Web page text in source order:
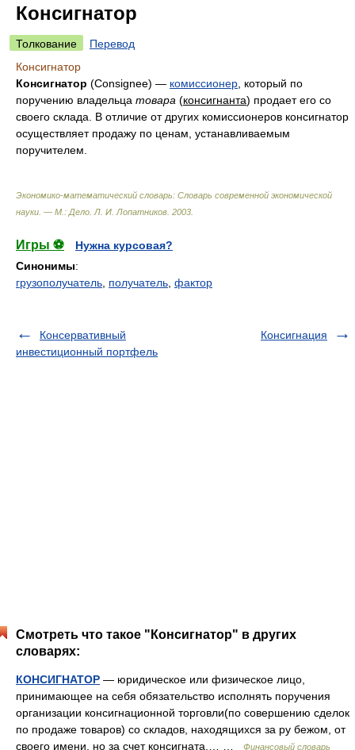
Консигнатор
Толкование
Перевод
Консигнатор
Консигнатор (Consignee) — комиссионер , который по
поручению владельца товара (консигнанта) продает его со
своего склада. В отличие от других комиссионеров консигнатор
осуществляет продажу по ценам, устанавливаемым
поручителем.
Экономико-математический словарь: Словарь современной экономической
науки. — М.: Дело Л. И. Лопатников 2003
Игры ⚽
Нужна курсовая?
Синонимы:
грузополучатель получатель фактор
Консервативный
инвестиционный портфель
Консигнация
Смотреть что такое "Консигнатор" в других
словарях:
КОНСИГНАТОР — юридическое или физическое лицо,
принимающее на себя обязательство исполнять поручения
организации консигнационной торговли(по совершению сделок
по продаже товаров) со складов, находящихся за ру бежом, от
своего имени, но за счет консигната.… …
Финансовый словарь